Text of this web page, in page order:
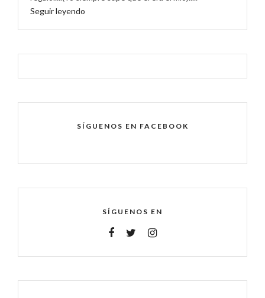
Seguir leyendo
SÍGUENOS EN FACEBOOK
SÍGUENOS EN